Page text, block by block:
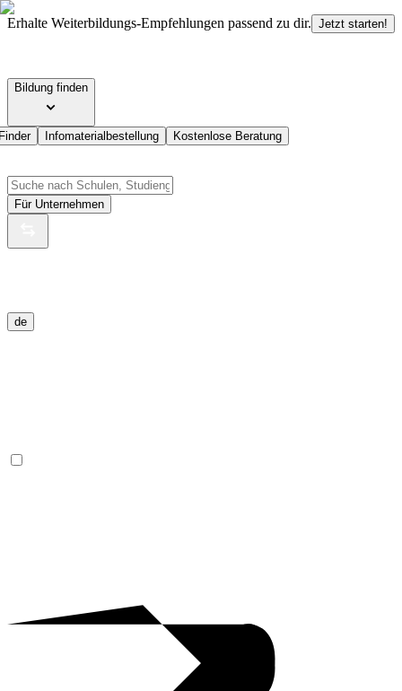
Erhalte Weiterbildungs-Empfehlungen passend zu dir. Jetzt starten!
Bildung finden
Infomaterialbestellung Kostenlose Beratung
Für Unternehmen
de